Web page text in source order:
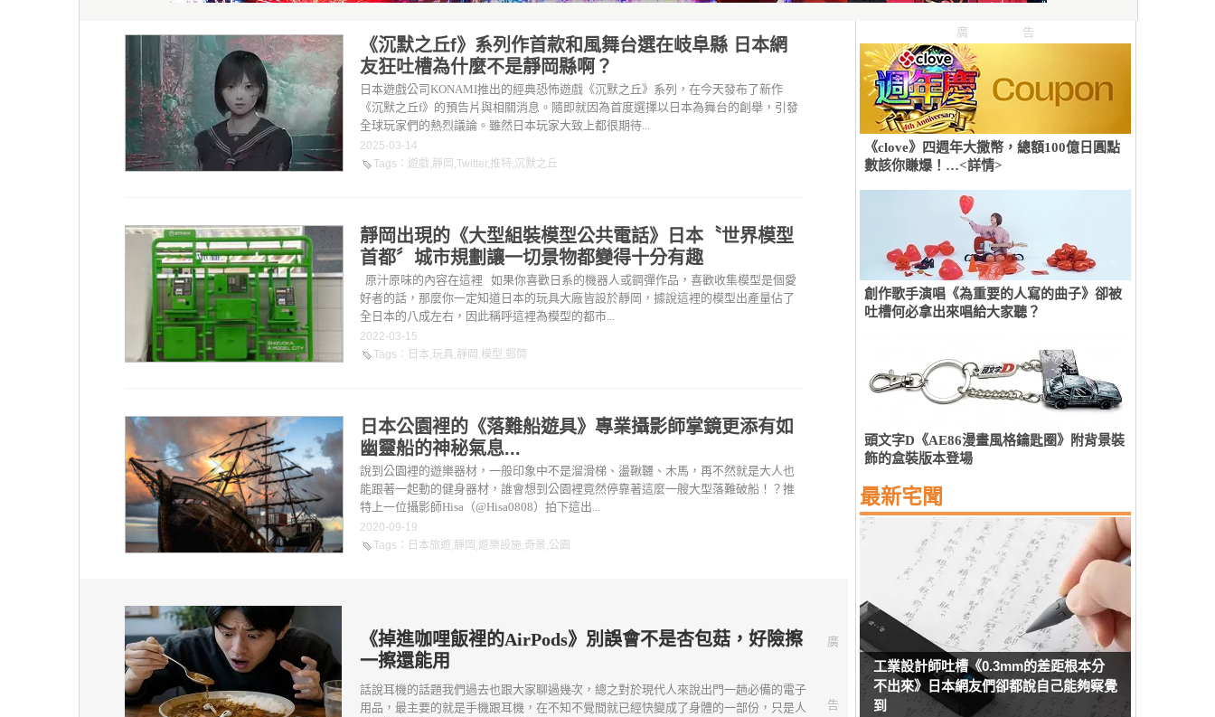
《沉默之丘f》系列作首款和風舞台選在岐阜縣 日本網
友狂吐槽為什麼不是靜岡縣啊？
日本遊戲公司KONAMI推出的經典恐怖遊戲《沉默之丘》系列，在今天發布了新作
《沉默之丘f》的預告片與相關消息。隨即就因為首度選擇以日本為舞台的創舉，引發
全球玩家們的熱烈議論。雖然日本玩家大致上都很期待...
2025-03-14
Tags ： 遊戲,靜岡 ,Twitter,推特,沉默之丘
靜岡出現的《大型組裝模型公共電話》日本〝世界模型
首都〞城市規劃讓一切景物都變得十分有趣
原汁原味的內容在這裡 如果你喜歡日系的機器人或鋼彈作品，喜歡收集模型是個愛
好者的話，那麼你一定知道日本的玩具大廠皆設於靜岡，據說這裡的模型出產量佔了
全日本的八成左右，因此稱呼這裡為模型的都市...
2022-03-15
Tags ： 日本,玩具,靜岡 ,模型,郵筒
日本公園裡的《落難船遊具》專業攝影師掌鏡更添有如
幽靈船的神秘氣息...
說到公園裡的遊樂器材，一般印象中不是溜滑梯、盪鞦韆、木馬，再不然就是大人也
能跟著一起動的健身器材，誰會想到公園裡竟然停靠著這麼一艘大型落難破船！？推
特上一位攝影師Hisa（@Hisa0808）拍下這出...
2020-09-19
Tags ： 日本旅遊,靜岡 ,遊樂設施,奇景,公園
《掉進咖哩飯裡的AirPods》別誤會不是杏包菇，好險擦
一擦還能用
話說耳機的話題我們過去也跟大家聊過幾次，總之對於現代人來說出門一趟必備的電子
用品，最主要的就是手機跟耳機，在不知不覺間就已經快變成了身體的一部份，只是人
廣
告
廣告
《clove》四週年大撒幣，總額100億日圓點
數該你賺爆！…<詳情>
創作歌手演唱《為重要的人寫的曲子》卻被
吐槽何必拿出來唱給大家聽？
頭文字D《AE86漫畫風格鑰匙圈》附背景裝
飾的盒裝版本登場
最新宅聞
工業設計師吐槽《0.3mm的差距根本分
不出來》日本網友們卻都說自己能夠察覺
到